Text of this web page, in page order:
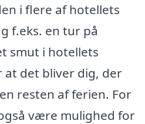
i flere af hotellets
f.eks. en tur på
smut i hotellets
at det bliver dig, der
resten af ferien. For
være mulighed for